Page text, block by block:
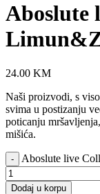
Aboslute
24.00 KM
Naši proizvodi, s
svima u postizanju
poticanju
mišića.
- Aboslute live
Dodaj u korpu